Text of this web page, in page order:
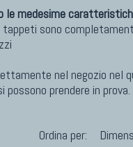
Giorgio Palù
Fabio Morandi
le medesime
sono
nel negozio nel
prendere in prova.
Ordina per: